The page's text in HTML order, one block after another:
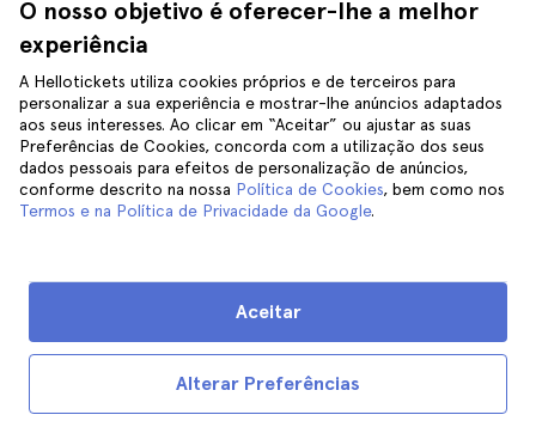
Por que vale a pena visitar Murano,
Burano e Torcello
O nosso objetivo é oferecer-lhe a melhor
experiência
A Hellotickets utiliza cookies próprios e de terceiros para
personalizar a sua experiência e mostrar-lhe anúncios adaptados
aos seus interesses. Ao clicar em “Aceitar” ou ajustar as suas
Preferências de Cookies, concorda com a utilização dos seus
dados pessoais para efeitos de personalização de anúncios,
conforme descrito na nossa Política de Cookies, bem como nos
Termos e na Política de Privacidade da Google.
Alterar Preferências
Aceitar